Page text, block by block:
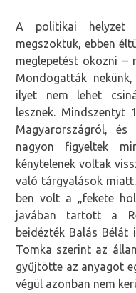
A politikai helyzet
megszoktuk, ebben
meglepetést okozni –
Mondogatták
ilyet nem lehet
lesznek.
Magyarországról,
nagyon figyeltek
kénytelenek voltak
való tárgyalások
ben volt a „fekete
javában tartott a
beidézték Balás
Tomka szerint az
gyűjtötte az anyagot
végül azonban nem